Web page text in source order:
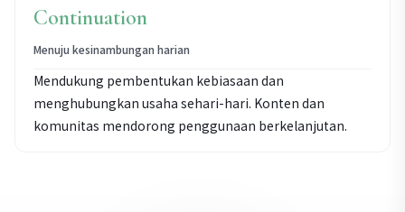
Continuation
Menuju kesinambungan harian
Mendukung pembentukan kebiasaan dan
menghubungkan usaha sehari-hari. Konten dan
komunitas mendorong penggunaan berkelanjutan.